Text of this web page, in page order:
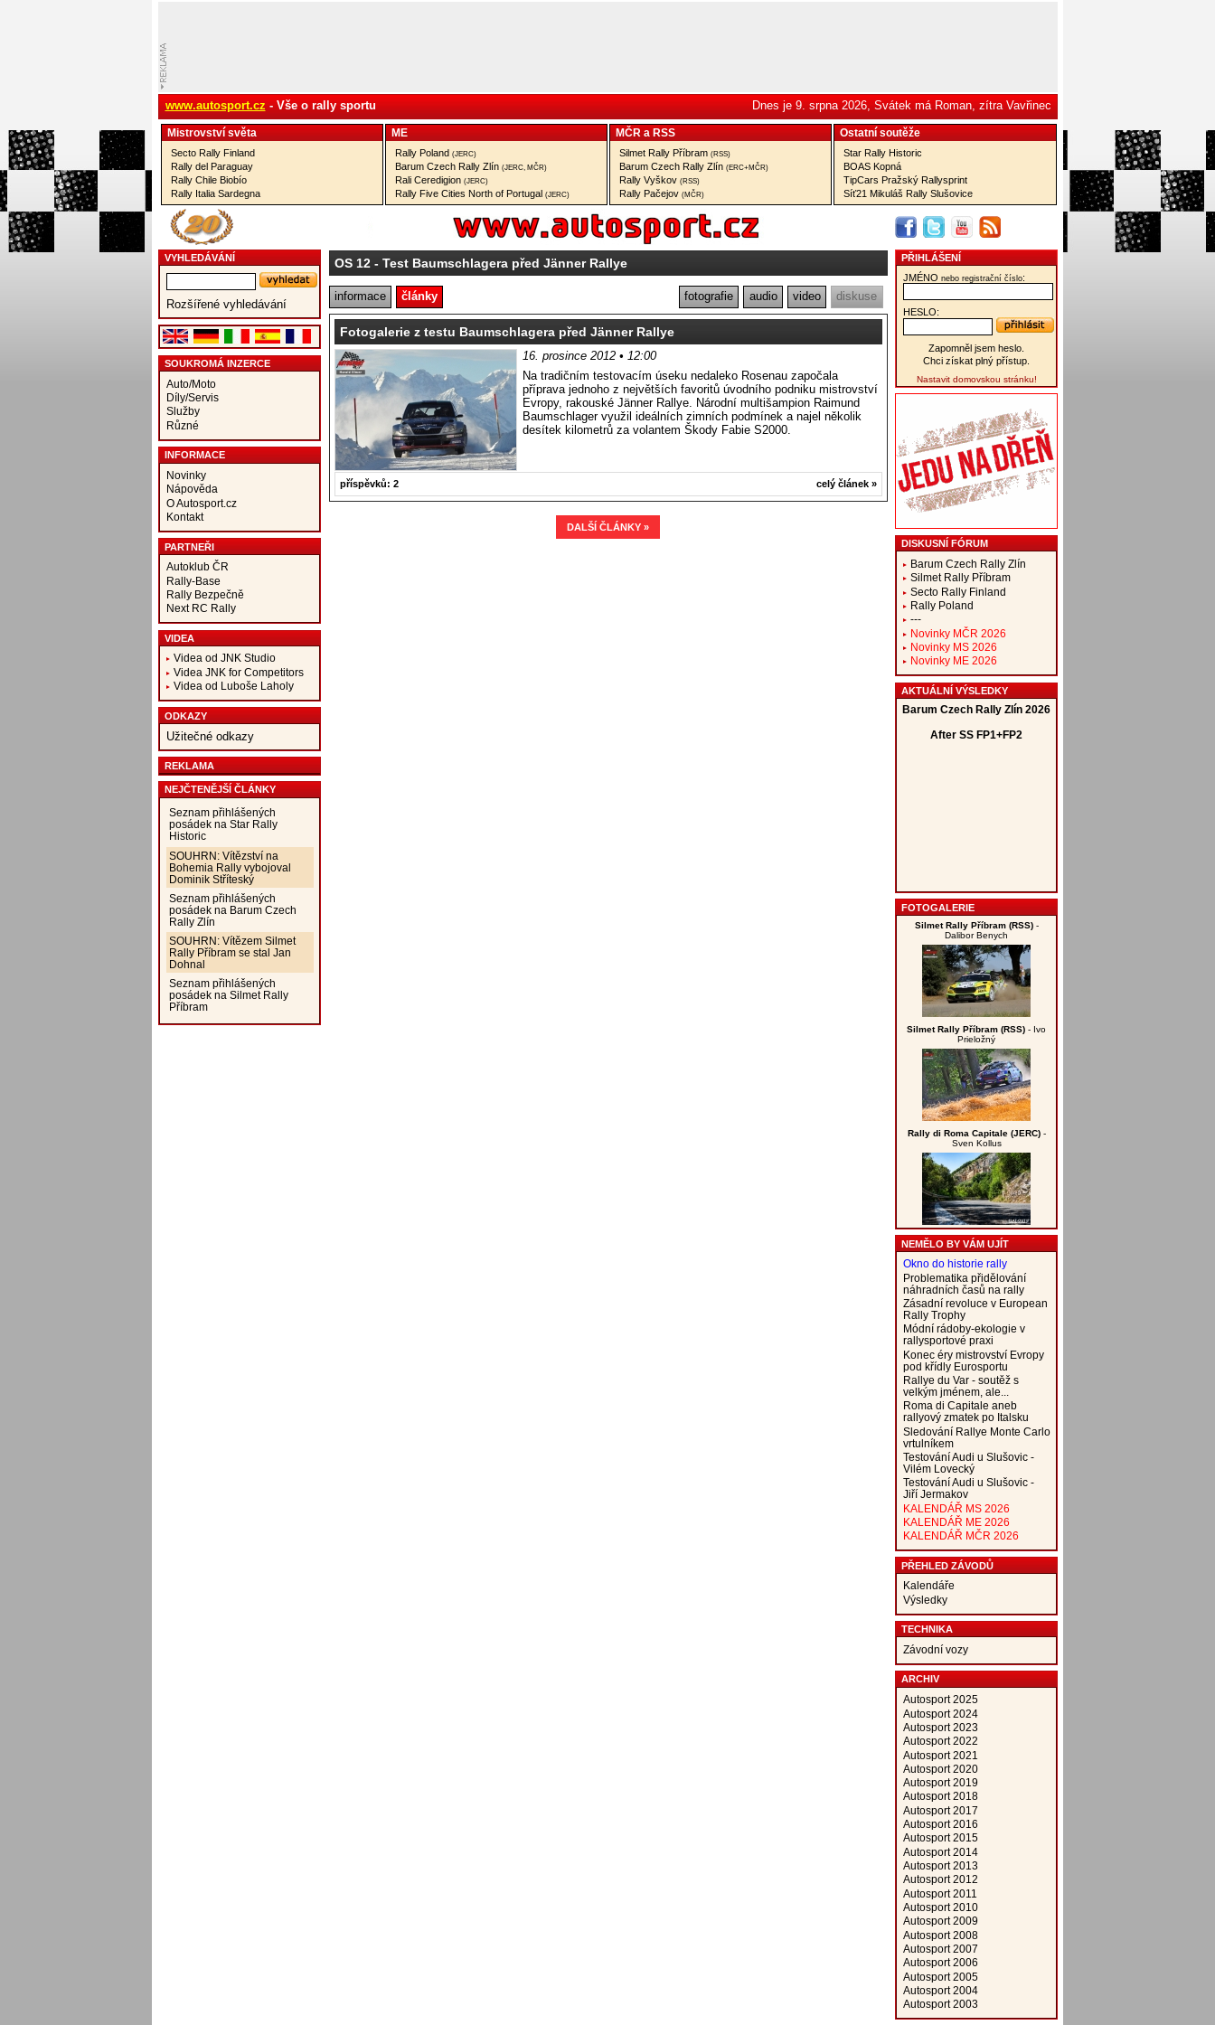
www.autosport.cz - Vše o rally sportu Dnes je 9. srpna 2026, Svátek má Roman, zítra Vavřinec
Mistrovství­ světa
Secto Rally Finland
Rally del Paraguay
Rally Chile Biobío
Rally Italia Sardegna
ME
Rally Poland (JERC)
Barum Czech Rally Zlín (JERC, MČR)
Rali Ceredigion (JERC)
Rally Five Cities North of Portugal (JERC)
MČR a RSS
Silmet Rally Příbram (RSS)
Barum Czech Rally Zlín (ERC+MČR)
Rally Vyškov (RSS)
Rally Pačejov (MČR)
Ostatní­ soutěže
Star Rally Historic
BOAS Kopná
TipCars Pražský Rallysprint
Síť21 Mikuláš Rally Slušovice
VYHLEDÁVÁNÍ
Rozšířené vyhledávání
SOUKROMÁ INZERCE
Auto/Moto
Díly/Servis
Služby
Různé
INFORMACE
Novinky
Nápověda
O Autosport.cz
Kontakt
PARTNEŘI
Autoklub ČR
Rally-Base
Rally Bezpečně
Next RC Rally
VIDEA
Videa od JNK Studio
Videa JNK for Competitors
Videa od Luboše Laholy
ODKAZY
Užitečné odkazy
REKLAMA
NEJČTENĚJŠÍ ČLÁNKY
Seznam přihlášených
posádek na Star Rally
Historic
SOUHRN: Vítězství na
Bohemia Rally vybojoval
Dominik Stříteský
Seznam přihlášených
posádek na Barum Czech
Rally Zlín
SOUHRN: Vítězem Silmet
Rally Příbram se stal Jan
Dohnal
Seznam přihlášených
posádek na Silmet Rally
Příbram
OS 12- Test Baumschlagera před Jänner Rallye
informace články fotografie audio video diskuse
Fotogalerie z testu Baumschlagera před Jänner Rallye
16. prosince 2012 • 12:00
Na tradičním testovacím úseku nedaleko Rosenau započala
příprava jednoho z největších favoritů úvodního podniku mistrovství
Evropy, rakouské Jänner Rallye. Národní multišampion Raimund
Baumschlager využil ideálních zimních podmínek a najel několik
desítek kilometrů za volantem Škody Fabie S2000.
příspěvků: 2 celý článek »
DALŠÍ ČLÁNKY »
PŘIHLÁŠENÍ
JMÉNO nebo registrační číslo:
HESLO:
Zapomněl jsem heslo.
Chci získat plný přístup.
Nastavit domovskou stránku!
DISKUSNÍ FÓRUM
Barum Czech Rally Zlín
Silmet Rally Příbram
Secto Rally Finland
Rally Poland
---
Novinky MČR 2026
Novinky MS 2026
Novinky ME 2026
AKTUÁLNÍ VÝSLEDKY
FOTOGALERIE
Silmet Rally Příbram (RSS)-
Dalibor Benych
Silmet Rally Příbram (RSS) - Ivo
Prieložný
Rally di Roma Capitale (JERC)-
Sven Kollus
NEMĚLO BY VÁM UJÍT
Okno do historie rally
Problematika přidělování
náhradních časů na rally
Zásadní revoluce v European
Rally Trophy
Módní rádoby-ekologie v
rallysportové praxi
Konec éry mistrovství Evropy
pod křídly Eurosportu
Rallye du Var - soutěž s
velkým jménem, ale...
Roma di Capitale aneb
rallyový zmatek po Italsku
Sledování Rallye Monte Carlo
vrtulníkem
Testování Audi u Slušovic -
Vilém Lovecký
Testování Audi u Slušovic -
Jiří Jermakov
KALENDÁŘ MS 2026
KALENDÁŘ ME 2026
KALENDÁŘ MČR 2026
PŘEHLED ZÁVODŮ
Kalendáře
Výsledky
TECHNIKA
Závodní vozy
ARCHIV
Autosport 2025
Autosport 2024
Autosport 2023
Autosport 2022
Autosport 2021
Autosport 2020
Autosport 2019
Autosport 2018
Autosport 2017
Autosport 2016
Autosport 2015
Autosport 2014
Autosport 2013
Autosport 2012
Autosport 2011
Autosport 2010
Autosport 2009
Autosport 2008
Autosport 2007
Autosport 2006
Autosport 2005
Autosport 2004
Autosport 2003